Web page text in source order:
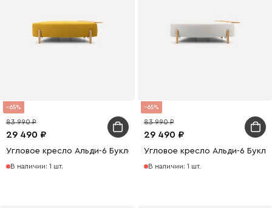
65
29 490
83 990
Угловое кресло Альди-6 Букле Желтый
В наличии: 1 шт.
65
29 490
83 990
Угловое кресло Альди-6
В наличии: 1 шт.